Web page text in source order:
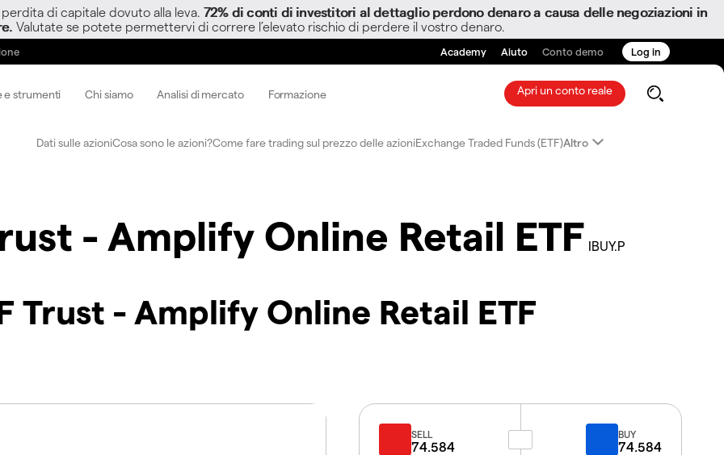
di capitale dovuto alla leva. 72% di conti di investitori al dettaglio perdono denaro a causa delle negoziazioni in
Valutate se potete permettervi di correre l’elevato rischio di perdere il vostro denaro.
Academy Aiuto Conto demo Log in
e strumenti Chi siamo Analisi di mercato Formazione Apri un conto reale
Dati sulle azioniCosa sono le azioni?Come fare trading sul prezzo delle azioniExchange Traded Funds (ETF)Altro
- Amplify Online Retail ETF IBUY.P
Trust - Amplify Online Retail ETF
SELL
74.584
BUY
74.584